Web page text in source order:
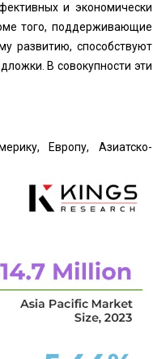
и экономически
того, поддерживающие
развитию, способствуют
В совокупности эти
Европу, Азиатско-